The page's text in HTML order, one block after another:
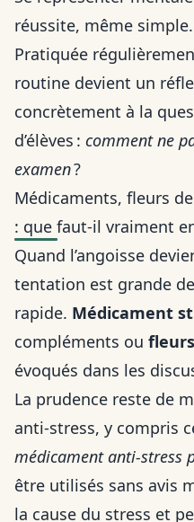
réussite, même simple.
Pratiquée
routine devient un
concrètement à la
d’élèves : comment ne
examen?
Médicaments, fleurs
: que faut-il vraiment
Quand l’angoisse
tentation est grande
rapide. Médicament
compléments ou
évoqués dans les
La prudence reste de
anti-stress, y compris
médicament anti-stress
être utilisés sans avis
la cause du stress et